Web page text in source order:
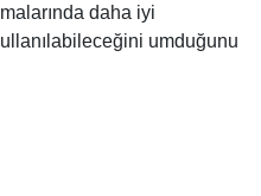
daha iyi
umduğunu